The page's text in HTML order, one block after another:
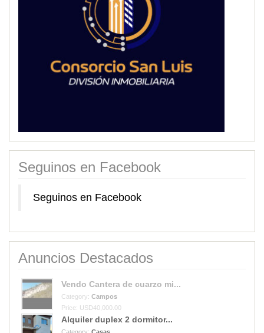
Seguinos en Facebook
Seguinos en Facebook
Anuncios Destacados
Vendo Cantera de cuarzo mi...
Category: Campos
Price: USD40,000.00
Alquiler duplex 2 dormitor...